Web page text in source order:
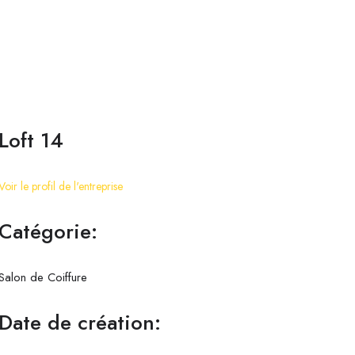
Loft 14
le profil de l'entreprise
Catégorie:
de Coiffure
Date de création: